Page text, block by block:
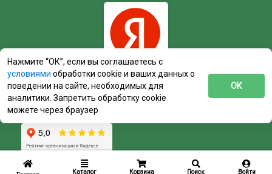
Каталог Корзина Поиск Войти
Нажмите “ОК”, если вы соглашаетесь с
условиями обработки cookie и ваших данных о
поведении на сайте, необходимых для
аналитики. Запретить обработку cookie
можете через браузер
ОК